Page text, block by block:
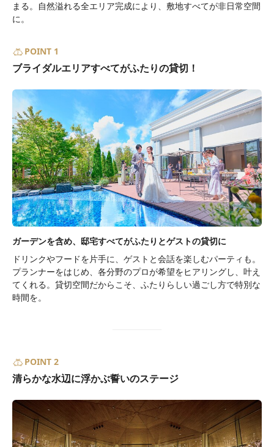
まる。自然溢れる全エリア完成により、敷地すべてが非日常空間
に。
POINT 1
ブライダルエリアすべてがふたりの貸切！
ガーデンを含め、邸宅すべてがふたりとゲストの貸切に
ドリンクやフードを片手に、ゲストと会話を楽しむパーティも。
プランナーをはじめ、各分野のプロが希望をヒアリングし、叶え
てくれる。貸切空間だからこそ、ふたりらしい過ごし方で特別な
時間を。
POINT 2
清らかな水辺に浮かぶ誓いのステージ